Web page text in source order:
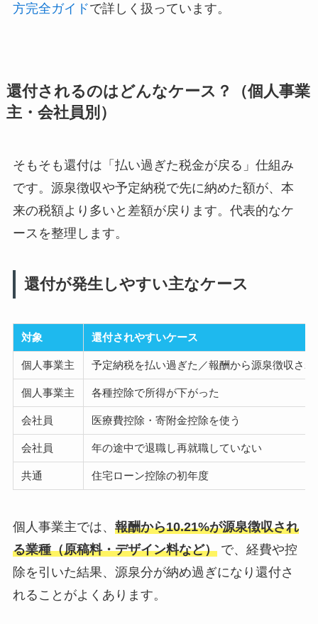
方完全ガイドで詳しく扱っています。
還付されるのはどんなケース？（個人事業
主・会社員別）
そもそも還付は「払い過ぎた税金が戻る」仕組み
です。源泉徴収や予定納税で先に納めた額が、本
来の税額より多いと差額が戻ります。代表的なケ
ースを整理します。
還付が発生しやすい主なケース
対象 還付されやすいケース
個人事業主 予定納税を払い過ぎた／報酬から源泉徴収され
個人事業主 各種控除で所得が下がった
会社員 医療費控除・寄附金控除を使う
会社員 年の途中で退職し再就職していない
共通 住宅ローン控除の初年度
個人事業主では、 報酬から10.21%が源泉徴収され
る業種（原稿料・デザイン料など）で、経費や控
除を引いた結果、源泉分が納め過ぎになり還付さ
れることがよくあります。